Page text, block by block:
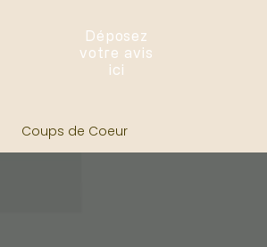
Déposez
votre avis
ici
Coups de Coeur